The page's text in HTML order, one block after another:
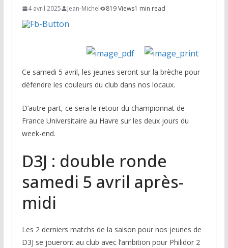
4 avril 2025 Jean-Michel 819 Views1 min read
Ce samedi 5 avril, les jeunes seront sur la brèche pour
défendre les couleurs du club dans nos locaux.
D’autre part, ce sera le retour du championnat de
France Universitaire au Havre sur les deux jours du
week-end.
D3J : double ronde
samedi 5 avril après-
midi
Les 2 derniers matchs de la saison pour nos jeunes de
D3J se joueront au club avec l’ambition pour Philidor 2